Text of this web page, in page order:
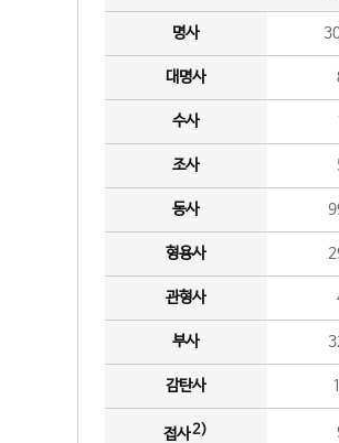
명사
대명사
수사
조사
동사
형용사
관형사
부사
감탄사
접사2)